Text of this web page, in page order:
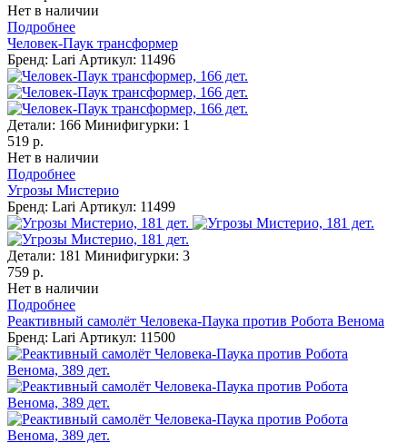
Нет в наличии
Подробнее
Человек-Паук трансформер
Бренд: Lari Артикул: 11496
Детали: 166 Минифигурки: 1
519 р.
Нет в наличии
Подробнее
Угрозы Мистерио
Бренд: Lari Артикул: 11499
Детали: 181 Минифигурки: 3
759 р.
Нет в наличии
Подробнее
Реактивный самолёт Человека-Паука против Робота Венома
Бренд: Lari Артикул: 11500